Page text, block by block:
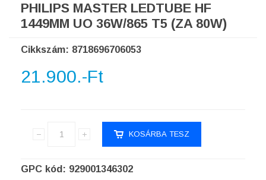
PHILIPS MASTER LEDTUBE HF
1449MM UO 36W/865 T5 (ZA 80W)
Cikkszám: 8718696706053
21.900.-Ft
GPC kód: 929001346302